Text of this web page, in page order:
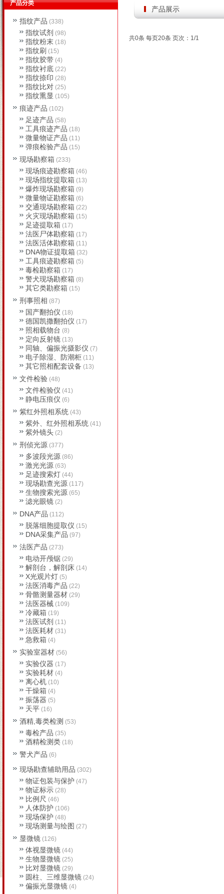
产品展示
共0条 每页20条 页次：1/1
产品分类
指纹产品 (338)
指纹试剂 (98)
指纹粉末 (18)
指纹刷 (15)
指纹胶带 (4)
指纹衬底 (22)
指纹捺印 (28)
指纹比对 (25)
指纹熏显 (105)
痕迹产品 (102)
足迹产品 (58)
工具痕迹产品 (18)
微量物证产品 (11)
弹痕检验产品 (15)
现场勘察箱 (233)
现场痕迹勘察箱 (46)
现场指纹提取箱 (13)
爆炸现场勘察箱 (9)
微量物证勘察箱 (6)
交通现场勘察箱 (22)
火灾现场勘察箱 (15)
足迹提取箱 (17)
法医尸体勘察箱 (17)
法医活体勘察箱 (11)
DNA物证提取箱 (32)
工具痕迹勘察箱 (5)
毒检勘察箱 (17)
警犬现场勘察箱 (8)
其它类勘察箱 (15)
刑事照相 (87)
国产翻拍仪 (18)
德国凯撒翻拍仪 (17)
照相载物台 (8)
定向反射镜 (13)
同轴、偏振光摄影仪 (7)
电子除湿、防潮柜 (11)
其它照相配套设备 (13)
文件检验 (48)
文件检验仪 (41)
静电压痕仪 (6)
紫红外照相系统 (43)
紫外、红外照相系统 (41)
紫外镜头 (2)
刑侦光源 (377)
多波段光源 (86)
激光光源 (63)
足迹搜索灯 (44)
现场勘查光源 (117)
生物搜索光源 (65)
滤光眼镜 (2)
DNA产品 (112)
脱落细胞提取仪 (15)
DNA采集产品 (97)
法医产品 (273)
电动开颅锯 (29)
解剖台，解剖床 (14)
X光观片灯 (5)
法医消毒产品 (22)
骨骼测量器材 (29)
法医器械 (109)
冷藏箱 (19)
法医试剂 (11)
法医耗材 (31)
急救箱 (4)
实验室器材 (56)
实验仪器 (17)
实验耗材 (4)
离心机 (10)
干燥箱 (4)
振荡器 (5)
天平 (16)
酒精,毒类检测 (53)
毒检产品 (35)
酒精检测类 (18)
警犬产品 (6)
现场勘查辅助用品 (302)
物证包装与保护 (47)
物证标示 (28)
比例尺 (46)
人体防护 (106)
现场保护 (48)
现场测量与绘图 (27)
显微镜 (126)
体视显微镜 (44)
生物显微镜 (25)
比对显微镜 (29)
圆柱、三维显微镜 (24)
偏振光显微镜 (4)